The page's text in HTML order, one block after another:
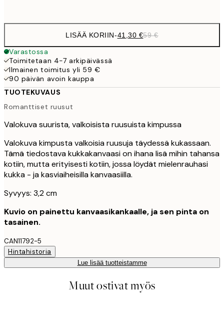
LISÄÄ KORIIN-41,30 €59 €
Varastossa
Toimitetaan 4-7 arkipäivässä
Ilmainen toimitus yli 59 €
90 päivän avoin kauppa
TUOTEKUVAUS
Romanttiset ruusut
Valokuva suurista, valkoisista ruusuista kimpussa
Valokuva kimpusta valkoisia ruusuja täydessä kukassaan.
Tämä tiedostava kukkakanvaasi on ihana lisä mihin tahansa
kotiin, mutta erityisesti kotiin, jossa löydät mielenrauhasi
kukka - ja kasviaiheisilla kanvaasiilla.
Syvyys: 3,2 cm
Kuvio on painettu kanvaasikankaalle, ja sen pinta on
tasainen.
CAN11792-5
Hintahistoria
Lue lisää tuotteistamme
Muut ostivat myös